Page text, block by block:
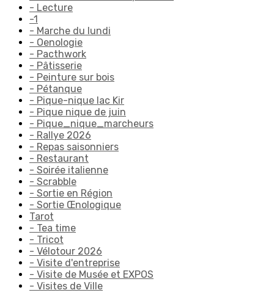
- Lecture
-1
- Marche du lundi
- Oenologie
- Pacthwork
- Pâtisserie
- Peinture sur bois
- Pétanque
- Pique-nique lac Kir
- Pique nique de juin
- Pique_nique_marcheurs
- Rallye 2026
- Repas saisonniers
- Restaurant
- Soirée italienne
- Scrabble
- Sortie en Région
- Sortie Œnologique
Tarot
- Tea time
- Tricot
- Vélotour 2026
- Visite d'entreprise
- Visite de Musée et EXPOS
- Visites de Ville